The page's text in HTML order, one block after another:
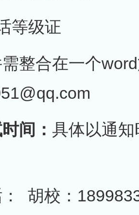
等级证
整合在一个
间： 具体以通
： 胡校：